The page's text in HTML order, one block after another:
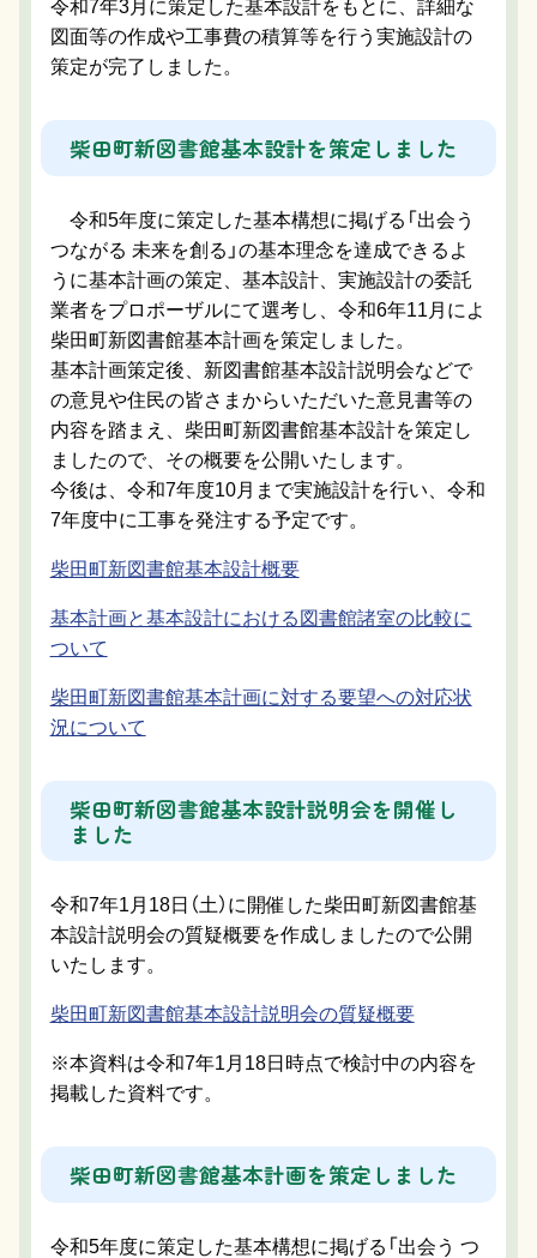
令和7年3月に策定した基本設計をもとに、詳細な
図面等の作成や工事費の積算等を行う実施設計の
策定が完了しました。
柴田町新図書館基本設計を策定しました
令和5年度に策定した基本構想に掲げる「出会う
つながる 未来を創る」の基本理念を達成できるよ
うに基本計画の策定、基本設計、実施設計の委託
業者をプロポーザルにて選考し、令和6年11月によ
柴田町新図書館基本計画を策定しました。
基本計画策定後、新図書館基本設計説明会などで
の意見や住民の皆さまからいただいた意見書等の
内容を踏まえ、柴田町新図書館基本設計を策定し
ましたので、その概要を公開いたします。
今後は、令和7年度10月まで実施設計を行い、令和
7年度中に工事を発注する予定です。
柴田町新図書館基本設計概要
基本計画と基本設計における図書館諸室の比較に
ついて
柴田町新図書館基本計画に対する要望への対応状
況について
柴田町新図書館基本設計説明会を開催し
ました
令和7年1月18日（土）に開催した柴田町新図書館基
本設計説明会の質疑概要を作成しましたので公開
いたします。
柴田町新図書館基本設計説明会の質疑概要
※本資料は令和7年1月18日時点で検討中の内容を
掲載した資料です。
柴田町新図書館基本計画を策定しました
令和5年度に策定した基本構想に掲げる「出会う つ